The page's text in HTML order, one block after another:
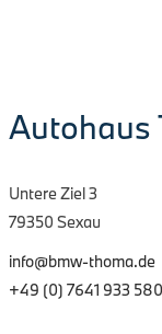
Autohaus
Untere Ziel 3
79350 Sexau
info@bmw-thoma.de
+49 (0) 7641 933 580